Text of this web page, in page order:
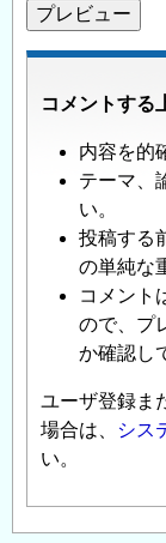
コメントする
内容を的
テーマ、
い。
投稿する
の単純な
コメント
ので、プ
か確認し
ユーザ登録ま
場合は、
シス
い。